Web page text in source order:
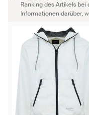
Ranking des Artikels
Informationen darüber,